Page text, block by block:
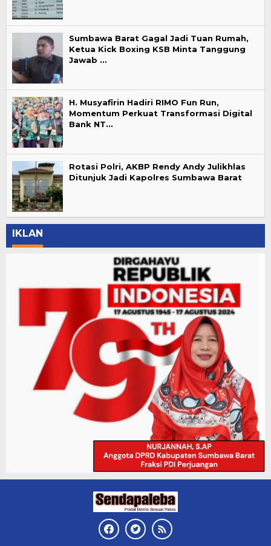
Sumbawa Barat Gagal Jadi Tuan Rumah,
Ketua Kick Boxing KSB Minta Tanggung
Jawab …
H. Musyafirin Hadiri RIMO Fun Run,
Momentum Perkuat Transformasi Digital
Bank NT…
Rotasi Polri, AKBP Rendy Andy Julikhlas
Ditunjuk Jadi Kapolres Sumbawa Barat
IKLAN